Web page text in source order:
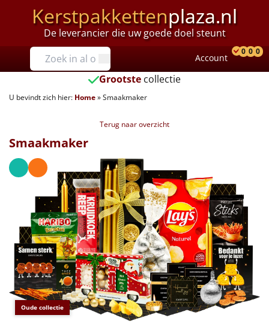
Kerstpakkettenplaza.nl
De leverancier die uw goede doel steunt
Prijzen
Tot €25
€25 tot €35
€40 tot €45
€45 tot €50
€50 tot €55
€55 tot €75
€75 tot €100
€100 en hoger
Account
0 0 0
Grootste collectie
U bevindt zich hier: Home»Smaakmaker
Terug naar overzicht
Oude collectie
Smaakmaker